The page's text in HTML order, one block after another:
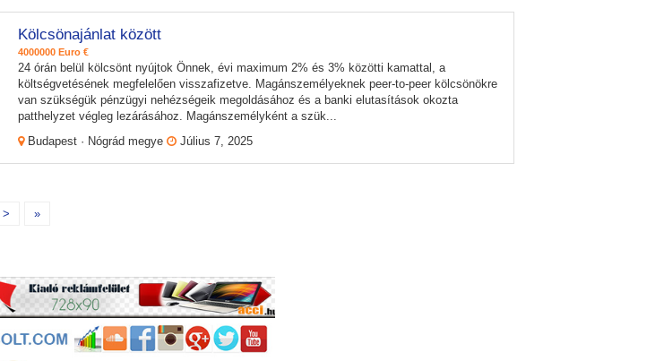
Kölcsönajánlat között
4000000 Euro €
24 órán belül kölcsönt nyújtok Önnek, évi maximum 2% és 3% közötti kamattal, a
költségvetésének megfelelően visszafizetve. Magánszemélyeknek peer-to-peer kölcsönökre
van szükségük pénzügyi nehézségeik megoldásához és a banki elutasítások okozta
patthelyzet végleg lezárásához. Magánszemélyként a szük...
Budapest · Nógrád megye
Július 7, 2025
> »